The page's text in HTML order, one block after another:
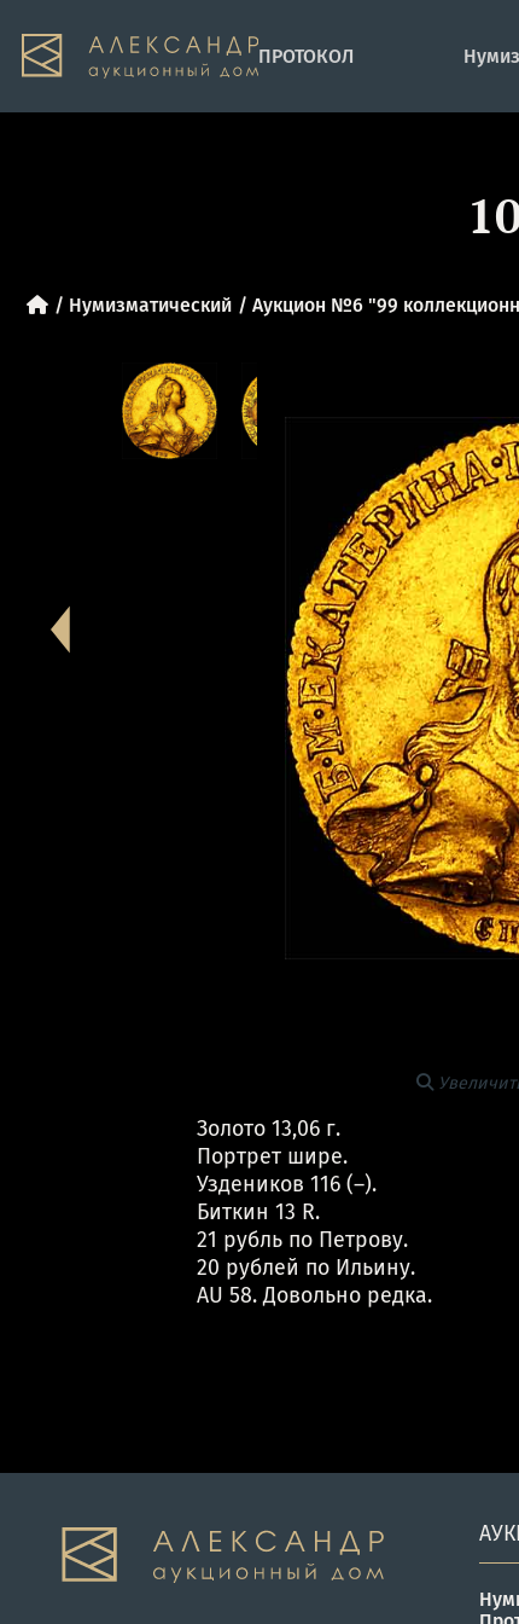
ПРОТОКОЛ
Нумизматический Аукцион №6 "99
Золото 13,06 г.
Портрет шире.
Уздеников 116 (–).
Биткин 13 R.
21 рубль по Петрову.
20 рублей по Ильину.
AU 58. Довольно редка.